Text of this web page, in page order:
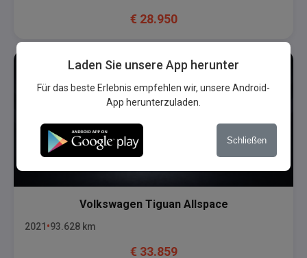
€ 28.950
Volkswagen Tiguan Allspace
2021 93.628 km
€ 33.859
Laden Sie unsere App herunter
Für das beste Erlebnis empfehlen wir, unsere Android-
App herunterzuladen.
Schließen